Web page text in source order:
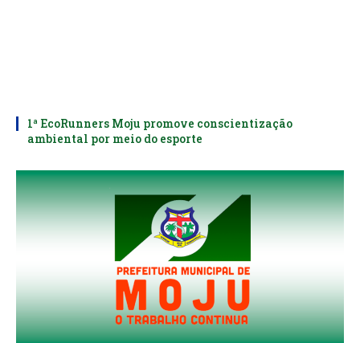
1ª EcoRunners Moju promove conscientização
ambiental por meio do esporte